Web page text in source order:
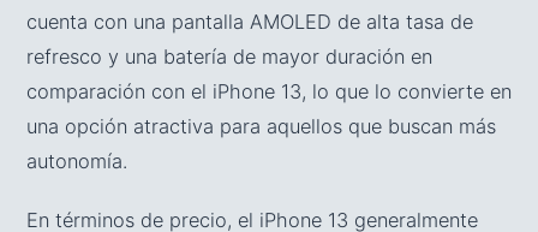
cuenta con una pantalla AMOLED de alta tasa de
refresco y una batería de mayor duración en
comparación con el iPhone 13, lo que lo convierte en
una opción atractiva para aquellos que buscan más
autonomía.
En términos de precio, el iPhone 13 generalmente